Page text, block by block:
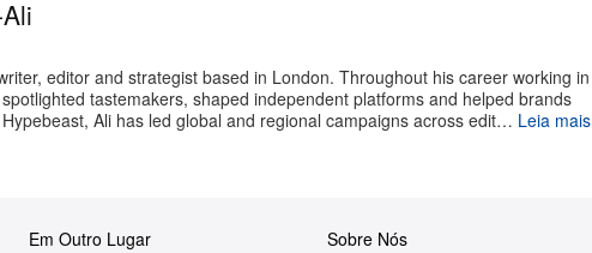
editor and strategist based in London. Throughout his career working in
tastemakers, shaped independent platforms and helped brands
Ali has led global and regional campaigns across edit… Leia mais
Em Outro Lugar
Sobre Nós